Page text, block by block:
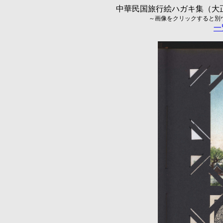
中華民国旅行絵ハガキ集（
～画像をクリックすると
一